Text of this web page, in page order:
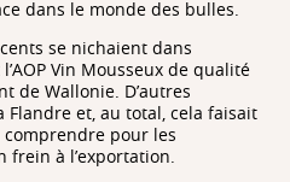
dans le monde des bulles.
se nichaient dans
Vin Mousseux de qualité
de Wallonie. D’autres
et, au total, cela faisait
pour les
frein à l’exportation.